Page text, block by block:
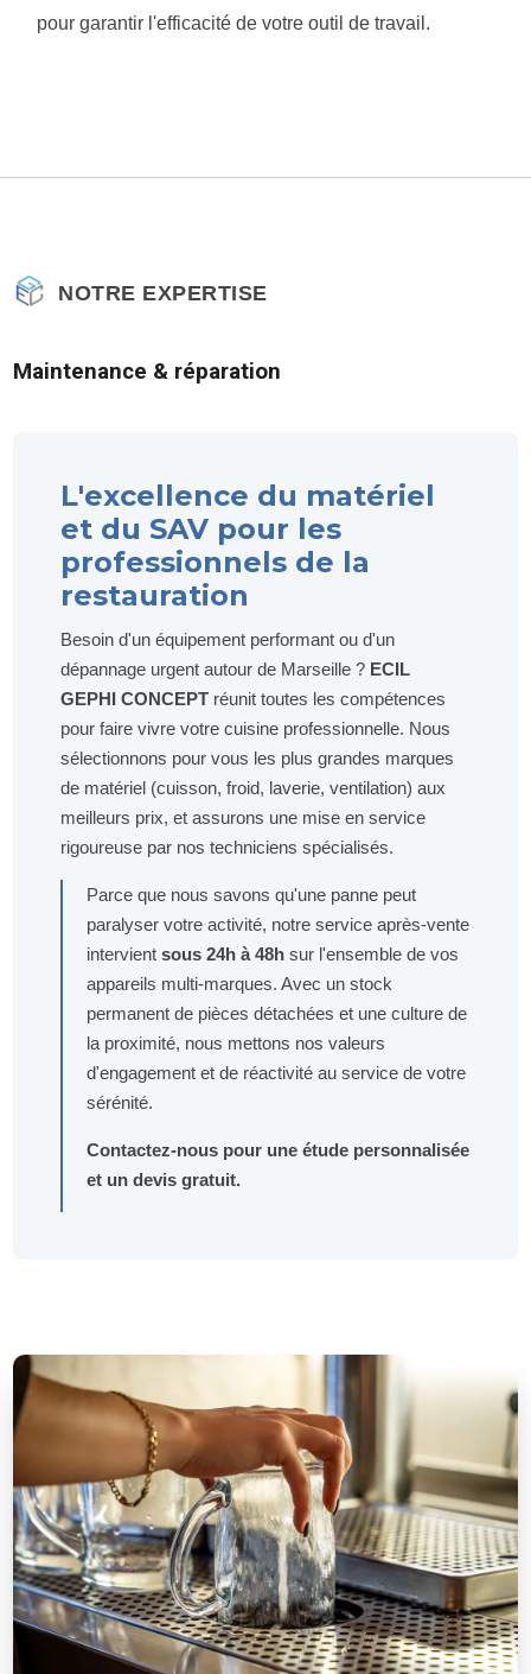
pour garantir l'efficacité de votre outil de travail.
NOTRE EXPERTISE
Maintenance & réparation
L'excellence du matériel
et du SAV pour les
professionnels de la
restauration
Besoin d'un équipement performant ou d'un
dépannage urgent autour de Marseille ? ECIL
GEPHI CONCEPT réunit toutes les compétences
pour faire vivre votre cuisine professionnelle. Nous
sélectionnons pour vous les plus grandes marques
de matériel (cuisson, froid, laverie, ventilation) aux
meilleurs prix, et assurons une mise en service
rigoureuse par nos techniciens spécialisés.
Parce que nous savons qu'une panne peut
paralyser votre activité, notre service après-vente
intervientsous 24h à 48h sur l'ensemble de vos
appareils multi-marques. Avec un stock
permanent de pièces détachées et une culture de
la proximité, nous mettons nos valeurs
d'engagement et de réactivité au service de votre
sérénité.
Contactez-nous pour une étude personnalisée
et un devis gratuit.